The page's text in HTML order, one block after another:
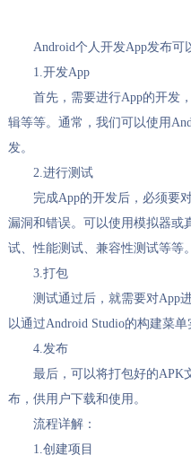
Android个人开发App发布可
1.开发App
首先，需要进行App的开发
辑等等。通常，我们可以使用
发。
2.进行测试
完成App的开发后，必须要
漏洞和错误。可以使用模拟器或
试、性能测试、兼容性测试等等。
3.打包
测试通过后，就需要对App
以通过Android Studio的构建菜单
4.发布
最后，可以将打包好的APK
布，供用户下载和使用。
流程详解：
1.创建项目